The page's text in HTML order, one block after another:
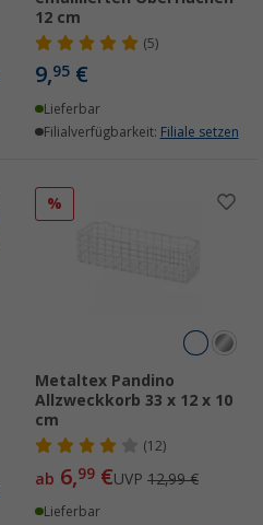
12 cm
(5)
9,95 €
Lieferbar
Filialverfügbarkeit: Filiale setzen
%
Metaltex Pandino
Allzweckkorb 33 x 12 x 10
cm
(12)
ab 6,99 €UVP 12,99 €
Lieferbar